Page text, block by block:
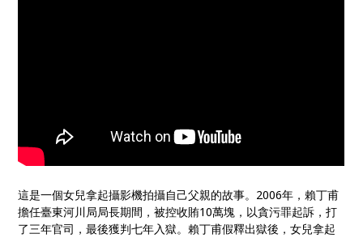
這是一個女兒拿起攝影機拍攝自己父親的故事。2006年，賴丁甫
擔任臺東河川局局長期間，被控收賄10萬塊，以貪污罪起訴，打
了三年官司，最後獲判七年入獄。賴丁甫假釋出獄後，女兒拿起